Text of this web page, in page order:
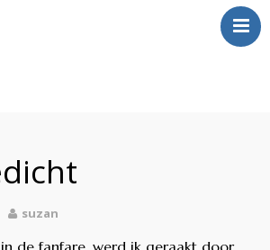
suzan
de fanfare, werd ik geraakt door